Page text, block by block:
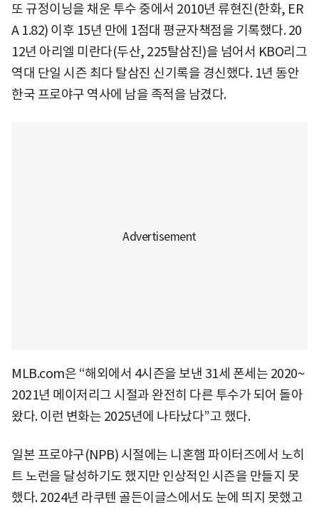
또 규정이닝을 채운 투수 중에서 2010년 류현진(한화, ER
A 1.82) 이후 15년 만에 1점대 평균자책점을 기록했다. 20
12년 아리엘 미란다(두산, 225탈삼진)을 넘어서 KBO리그
역대 단일 시즌 최다 탈삼진 신기록을 경신했다. 1년 동안
한국 프로야구 역사에 남을 족적을 남겼다.
MLB.com은 “해외에서 4시즌을 보낸 31세 폰세는 2020~
2021년 메이저리그 시절과 완전히 다른 투수가 되어 돌아
왔다. 이런 변화는 2025년에 나타났다”고 했다.
일본 프로야구(NPB) 시절에는 니혼햄 파이터즈에서 노히
트 노런을 달성하기도 했지만 인상적인 시즌을 만들지 못
했다. 2024년 라쿠텐 골든이글스에서도 눈에 띄지 못했고